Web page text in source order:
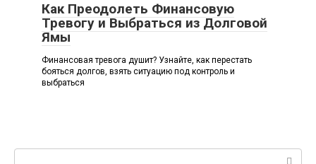
Как Преодолеть Финансовую
Тревогу и Выбраться из Долговой
Ямы
Финансовая тревога душит? Узнайте, как перестать
бояться долгов, взять ситуацию под контроль и
выбраться